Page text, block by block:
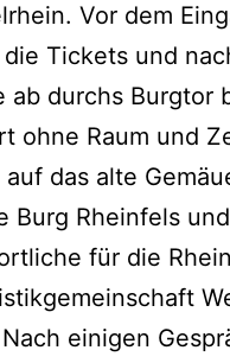
Vor dem
Tickets und
ab durchs Burgtor
ohne Raum und
das alte
Burg Rheinfels
für die
einigen